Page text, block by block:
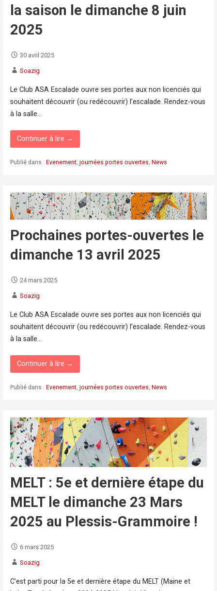
la saison le dimanche 8 juin
2025
30 avril 2025
Soazig
Le Club ASA Escalade ouvre ses portes aux non licenciés qui
souhaitent découvrir (ou redécouvrir) l’escalade. Rendez-vous
à la salle…
Continuer à lire →
Publié dans : Evenement, journées portes ouvertes, News
Prochaines portes-ouvertes le
dimanche 13 avril 2025
24 mars 2025
Soazig
Le Club ASA Escalade ouvre ses portes aux non licenciés qui
souhaitent découvrir (ou redécouvrir) l’escalade. Rendez-vous
à la salle…
Continuer à lire →
Publié dans : Evenement, journées portes ouvertes, News
MELT : 5e et dernière étape du
MELT le dimanche 23 Mars
2025 au Plessis-Grammoire !
6 mars 2025
Soazig
C’est parti pour la 5e et dernière étape du MELT (Maine et